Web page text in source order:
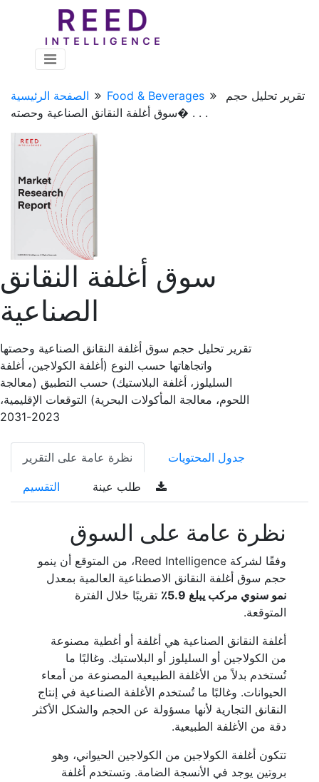
الصفحة الرئيسية Food & Beverages
تقرير تحليل حجم
سوق أغلفة النقانق الصناعية وحصته� . . .
سوق أغلفة النقانق
الصناعية
تقرير تحليل حجم سوق أغلفة النقانق الصناعية وحصتها
واتجاهاتها حسب النوع (أغلفة الكولاجين، أغلفة
السليلوز، أغلفة البلاستيك) حسب التطبيق (معالجة
اللحوم، معالجة المأكولات البحرية) التوقعات الإقليمية،
2023-2031
نظرة عامة على التقرير جدول المحتويات
التقسيم
نظرة عامة على السوق
وفقًا لشركة Reed Intelligence، من المتوقع أن ينمو
حجم سوق أغلفة النقانق الاصطناعية العالمية بمعدل
نمو سنوي مركب يبلغ 5.9٪
تقريبًا خلال الفترة
المتوقعة.
أغلفة النقانق الصناعية هي أغلفة أو أغطية مصنوعة
من الكولاجين أو السليلوز أو البلاستيك. وغالبًا ما
تُستخدم بدلاً من الأغلفة الطبيعية المصنوعة من أمعاء
الحيوانات. وغالبًا ما تُستخدم الأغلفة الصناعية في إنتاج
النقانق التجارية لأنها مسؤولة عن الحجم والشكل الأكثر
دقة من الأغلفة الطبيعية.
تتكون أغلفة الكولاجين من الكولاجين الحيواني، وهو
بروتين يوجد في الأنسجة الضامة. وتستخدم أغلفة